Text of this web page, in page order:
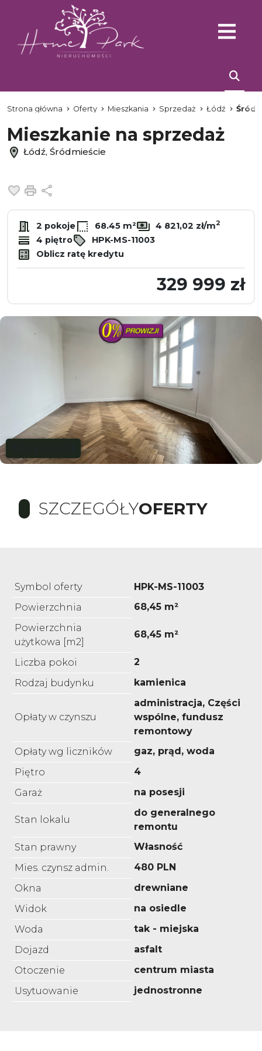
Strona główna Oferty Mieszkania Sprzedaż Łódź
Mieszkanie na sprzedaż
Łódź, Śródmieście
Dodaj do ulubionych
Drukuj
2 pokoje 68.45 m² 4 821,02 zł/m2
4 piętro
HPK-MS-11003
Oblicz ratę kredytu
329 999 zł
SZCZEGÓŁYOFERTY
Symbol oferty
HPK-MS-11003
Powierzchnia
68,45 m²
Powierzchnia
użytkowa [m2]
68,45 m²
Liczba pokoi
2
Rodzaj budynku
kamienica
Opłaty w czynszu
administracja, Części
wspólne, fundusz
remontowy
Opłaty wg liczników
gaz, prąd, woda
Piętro
4
Garaż
na posesji
Stan lokalu
do generalnego
remontu
Stan prawny
Własność
Mies. czynsz admin.
480 PLN
Okna
drewniane
Widok
na osiedle
Woda
tak - miejska
Dojazd
asfalt
Otoczenie
centrum miasta
Usytuowanie
jednostronne